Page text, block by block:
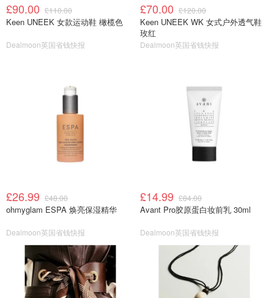
£90.00 £110.00
Keen UNEEK 女款运动鞋 橄榄色
Dealmoon英国省钱快报
£70.00 £120.00
Keen UNEEK WK 女式户外透气鞋
玫红
Dealmoon英国省钱快报
£26.99 £48.00
ohmyglam ESPA 焕亮保湿精华
Dealmoon英国省钱快报
£14.99 £84.00
Avant Pro胶原蛋白妆前乳 30ml
Dealmoon英国省钱快报